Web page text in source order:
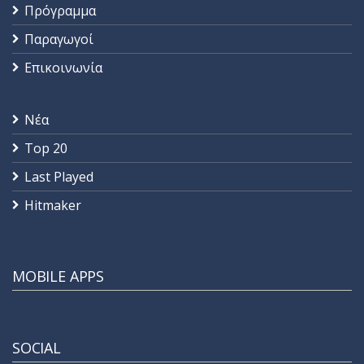
Πρόγραμμα
Παραγωγοί
Επικοινωνία
Νέα
Top 20
Last Played
Hitmaker
MOBILE APPS
SOCIAL